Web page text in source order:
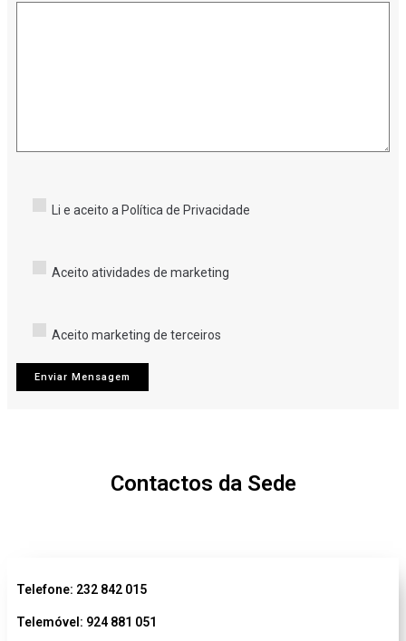
Li e aceito a Política de Privacidade
Aceito atividades de marketing
Aceito marketing de terceiros
Contactos da Sede
Telefone: 232 842 015
Telemóvel: 924 881 051